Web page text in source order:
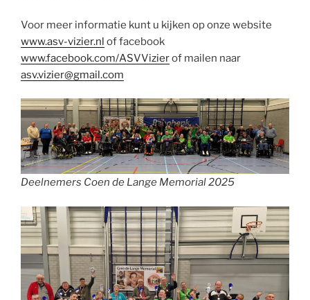
Voor meer informatie kunt u kijken op onze website
www.asv-vizier.nl of facebook
www.facebook.com/ASVVizierof mailen naar
asv.vizier@gmail.com
Deelnemers Coen de Lange Memorial 2025